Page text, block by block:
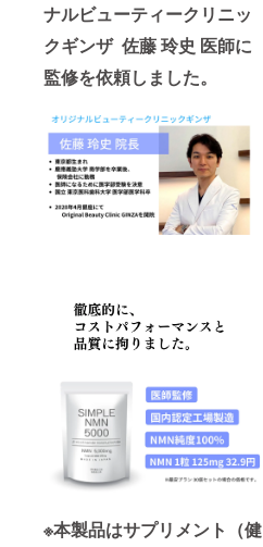
ナルビューティークリニッ
クギンザ 佐藤 玲史 医師に
監修を依頼しました。
※本製品はサプリメント（健